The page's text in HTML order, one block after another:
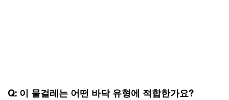
Q: 이 물걸레는 어떤 바닥 유형에 적합한가요?